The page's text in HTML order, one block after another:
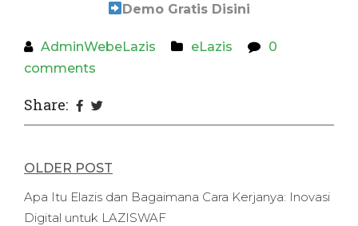
Demo Gratis Disini
AdminWebeLazis eLazis
0
comments
Share:
Post
navigation
OLDER POST
Apa Itu Elazis dan Bagaimana Cara Kerjanya: Inovasi
Digital untuk LAZISWAF